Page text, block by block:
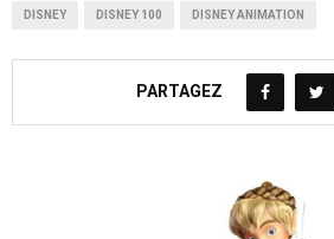
DISNEY DISNEY 100 DISNEY ANIMATION
PARTAGEZ